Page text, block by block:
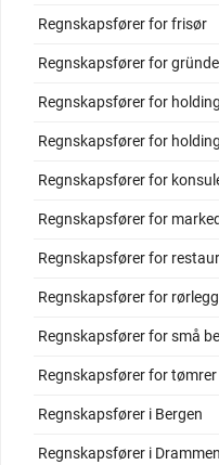
Regnskapsfører for frisør
Regnskapsfører for
Regnskapsfører for
Regnskapsfører for
Regnskapsfører for
Regnskapsfører for
Regnskapsfører for
Regnskapsfører for
Regnskapsfører for små
Regnskapsfører for tømrer
Regnskapsfører i Bergen
Regnskapsfører i Drammen